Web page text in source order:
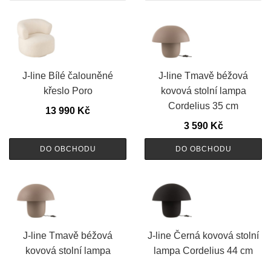
J-line Bílé čalouněné
křeslo Poro
13 990 Kč
DO OBCHODU
J-line Tmavě béžová
kovová stolní lampa
Cordelius 35 cm
3 590 Kč
DO OBCHODU
J-line Tmavě béžová
kovová stolní lampa
J-line Černá kovová stolní
lampa Cordelius 44 cm